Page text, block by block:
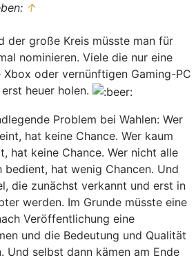
↑
der große Kreis müsste man für
nominieren. Viele die nur eine
Xbox oder vernünftigen Gaming-PC
heuer holen.
Problem bei Wahlen: Wer
hat keine Chance. Wer kaum
hat keine Chance. Wer nicht alle
hat wenig Chancen. Und
die zunächst verkannt und erst in
werden. Im Grunde müsste eine
Veröffentlichung eine
und die Bedeutung und Qualität
Und selbst dann kämen am Ende